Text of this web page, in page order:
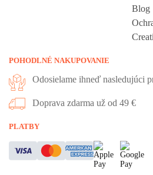
Blog
POHODLNÉ NAKUPOVANIE
Odosielame ihneď nasledujúci
Doprava zdarma už od 49 €
PLATBY
Vážime si vaše súkromie
Táto stránka používa cookies, aby vám
prehliadania. Všetky dôležité informácie